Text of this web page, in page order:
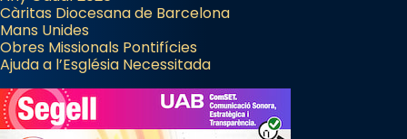
Càritas Diocesana de Barcelona
Mans Unides
Obres Missionals Pontifícies
Ajuda a l’Església Necessitada